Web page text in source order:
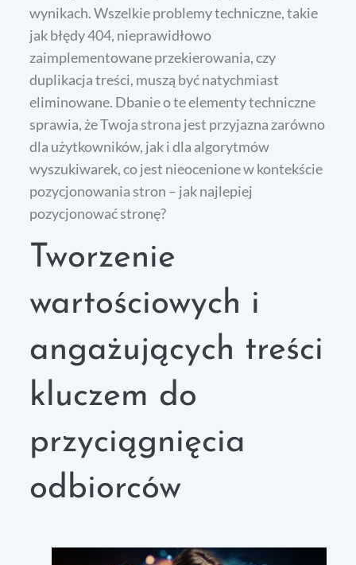
wynikach. Wszelkie problemy techniczne, takie
jak błędy 404, nieprawidłowo
zaimplementowane przekierowania, czy
duplikacja treści, muszą być natychmiast
eliminowane. Dbanie o te elementy techniczne
sprawia, że Twoja strona jest przyjazna zarówno
dla użytkowników, jak i dla algorytmów
wyszukiwarek, co jest nieocenione w kontekście
pozycjonowania stron – jak najlepiej
pozycjonować stronę?
Tworzenie
wartościowych i
angażujących treści
kluczem do
przyciągnięcia
odbiorców